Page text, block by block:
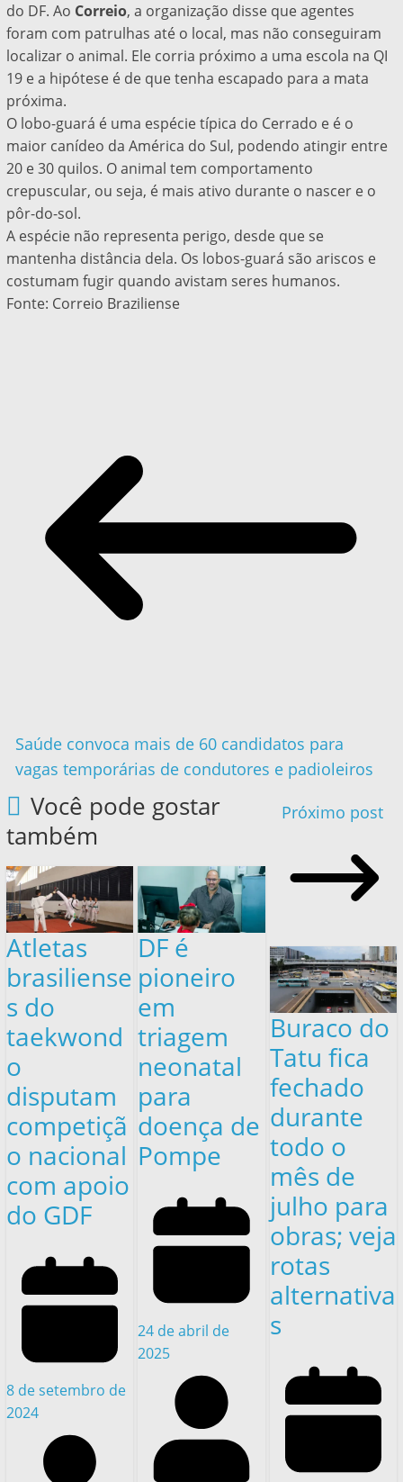
do DF. Ao Correio, a organização disse que agentes
foram com patrulhas até o local, mas não conseguiram
localizar o animal. Ele corria próximo a uma escola na QI
19 e a hipótese é de que tenha escapado para a mata
próxima.
O lobo-guará é uma espécie típica do Cerrado e é o
maior canídeo da América do Sul, podendo atingir entre
20 e 30 quilos. O animal tem comportamento
crepuscular, ou seja, é mais ativo durante o nascer e o
pôr-do-sol.
A espécie não representa perigo, desde que se
mantenha distância dela. Os lobos-guará são ariscos e
costumam fugir quando avistam seres humanos.
Fonte: Correio Braziliense
Saúde convoca mais de 60 candidatos para
vagas temporárias de condutores e padioleiros
Próximo post
Você pode gostar
também
Atletas
brasiliense
s do
taekwond
o
disputam
competiçã
o nacional
com apoio
do GDF
8 de setembro de
2024
DF é
pioneiro
em
triagem
neonatal
para
doença de
Pompe
24 de abril de
2025
Buraco do
Tatu fica
fechado
durante
todo o
mês de
julho para
obras; veja
rotas
alternativa
s